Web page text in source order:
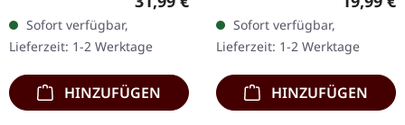
20.04.2026, auf Metal
Blade Records.
Silber/kristallklares
marmoriertes…
Sofort verfügbar,
Lieferzeit: 1-2 Werktage
HINZUFÜGEN
2 CDs und einem 36-
seitigen Booklet mit Liner
Notes.…
Sofort verfügbar,
Lieferzeit: 1-2 Werktage
HINZUFÜGEN